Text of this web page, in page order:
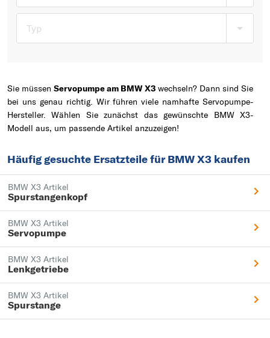
Typ
Sie müssenServopumpe am BMW X3wechseln? Dann sind Sie
bei uns genau richtig. Wir führen viele namhafte Servopumpe-
Hersteller. Wählen Sie zunächst das gewünschte BMW X3-
Modell aus, um passende Artikel anzuzeigen!
Häufig gesuchte Ersatzteile für BMW X3 kaufen
BMW X3 Artikel
Spurstangenkopf
BMW X3 Artikel
Servopumpe
BMW X3 Artikel
Lenkgetriebe
BMW X3 Artikel
Spurstange